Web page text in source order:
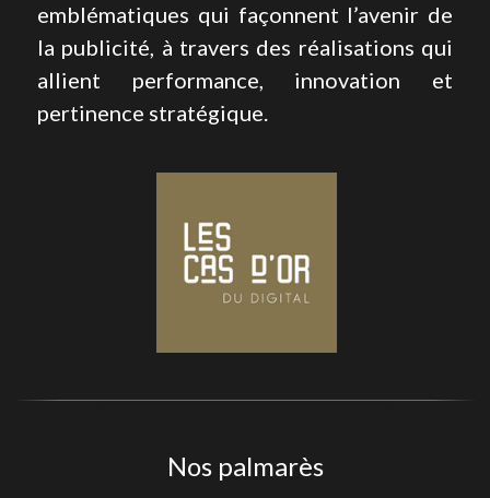
emblématiques qui façonnent l’avenir de
la publicité, à travers des réalisations qui
allient performance, innovation et
pertinence stratégique.
Nos palmarès